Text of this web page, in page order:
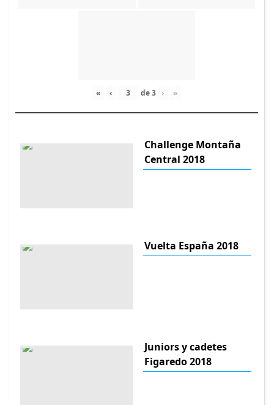
« ‹ de3 › »
Challenge Montaña
Central 2018
Vuelta España 2018
Juniors y cadetes
Figaredo 2018